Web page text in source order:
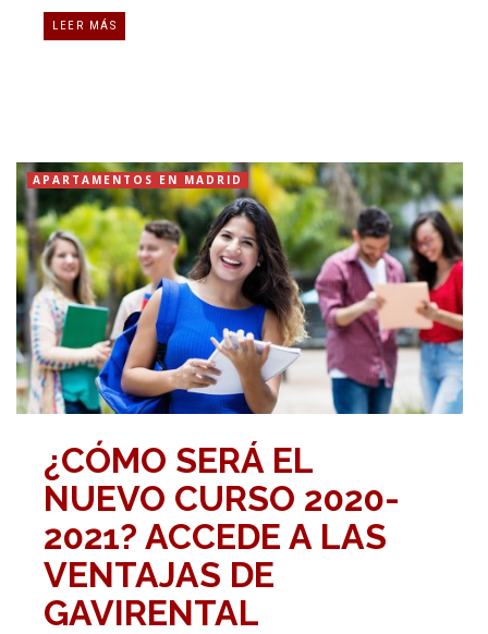
LEER MÁS
APARTAMENTOS EN MADRID
¿CÓMO SERÁ EL
NUEVO CURSO 2020-
2021? ACCEDE A LAS
VENTAJAS DE
GAVIRENTAL